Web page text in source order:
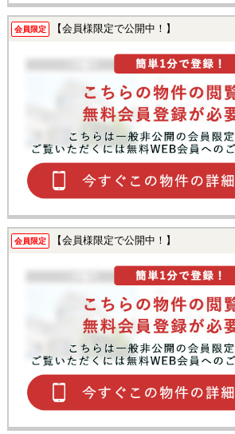
会員限定 【会員様限定で公開中！】
会員限定 【会員様限定で公開中！】